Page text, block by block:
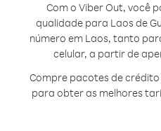
Com o Viber Out, você
qualidade para Laos de
número em Laos, tanto
celular, a partir de
Compre pacotes de
para obter as melhores